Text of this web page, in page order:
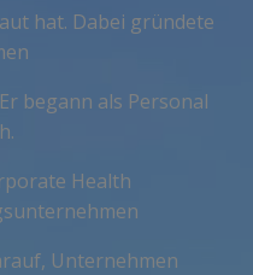
hat. Dabei gründete
begann als Personal
Health
Unternehmen